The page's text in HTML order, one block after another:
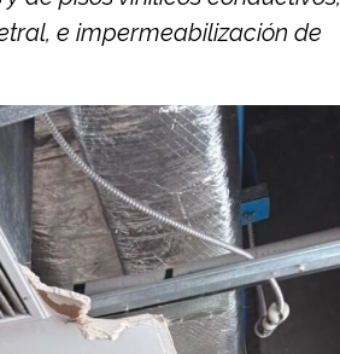
e impermeabilización de